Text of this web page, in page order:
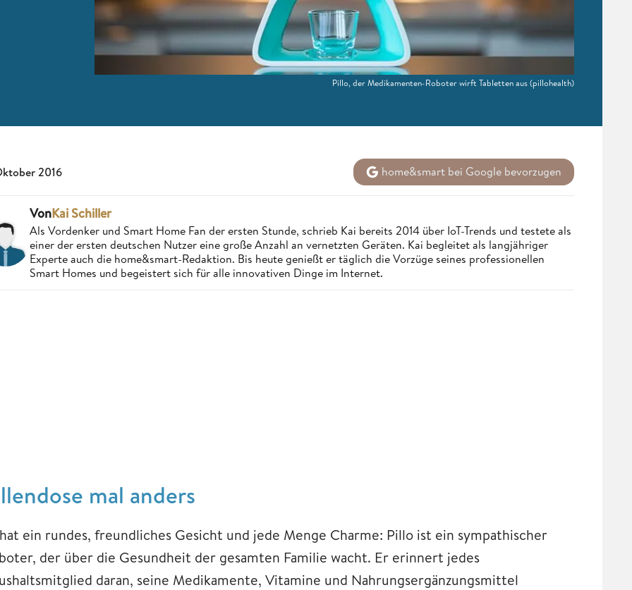
Pillo, der Medikamenten-Roboter wirft Tabletten aus(pillohealth)
2016 home&smart bei Google bevorzugen
VonKai Schiller
Als Vordenker und Smart Home Fan der ersten Stunde, schrieb Kai bereits 2014 über IoT-Trends und testete als
einer der ersten deutschen Nutzer eine große Anzahl an vernetzten Geräten. Kai begleitet als langjähriger
Experte auch die home&smart-Redaktion. Bis heute genießt er täglich die Vorzüge seines professionellen
Smart Homes und begeistert sich für alle innovativen Dinge im Internet.
mal anders
ein rundes, freundliches Gesicht und jede Menge Charme: Pillo ist ein sympathischer
der über die Gesundheit der gesamten Familie wacht. Er erinnert jedes
daran, seine Medikamente, Vitamine und Nahrungsergänzungsmittel